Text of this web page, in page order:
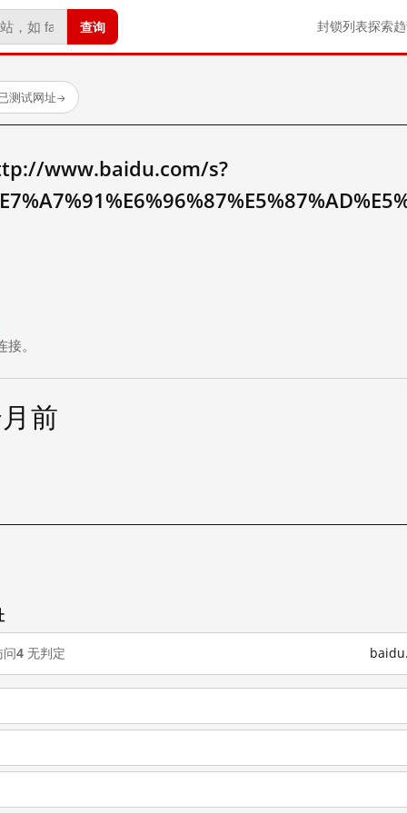
查询 封锁列表探索
测试网址→
www.baidu.com/s?
。
前
问4 无判定